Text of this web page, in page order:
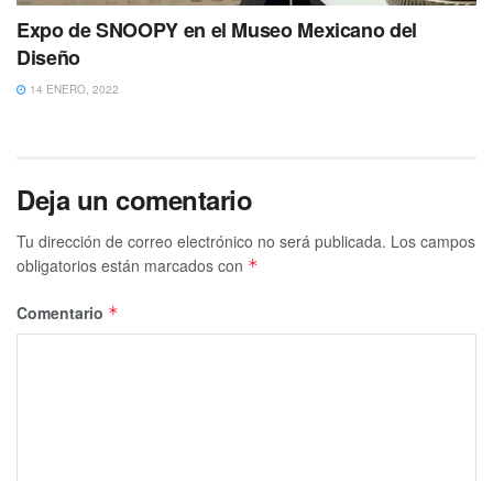
Expo de SNOOPY en el Museo Mexicano del
Diseño
14 ENERO, 2022
Deja un comentario
Tu dirección de correo electrónico no será publicada. Los campos
obligatorios están marcados con *
Comentario *